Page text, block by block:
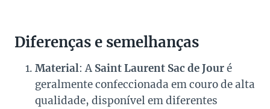
Diferenças e semelhanças
Material: A Saint Laurent Sac de Jouré
geralmente confeccionada em couro de alta
qualidade, disponível em diferentes